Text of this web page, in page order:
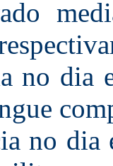
no dia
no dia